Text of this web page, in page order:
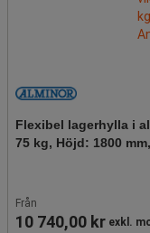
Flexibel lagerhylla i
75 kg, Höjd: 1800
Från
10 740,00 kr exkl.